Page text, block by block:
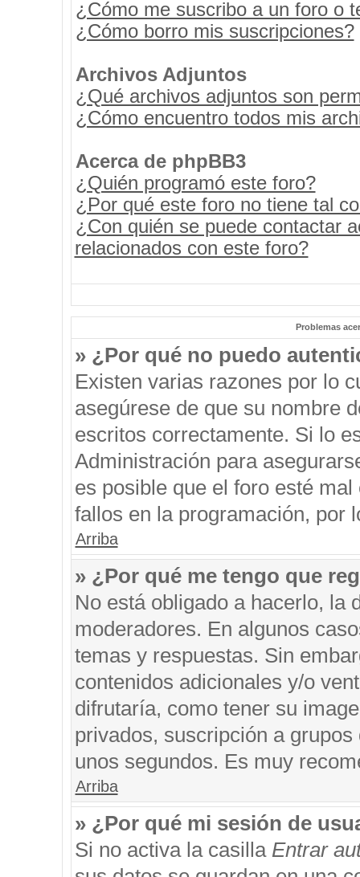
¿Cómo me suscribo a un foro o
¿Cómo borro mis suscripciones?
Archivos Adjuntos
¿Qué archivos adjuntos son
¿Cómo encuentro todos mis
Acerca de phpBB3
¿Quién programó este foro?
¿Por qué este foro no tiene tal
¿Con quién se puede contactar
relacionados con este foro?
Problemas
» ¿Por qué no puedo
Existen varias razones por lo
asegúrese de que su nombre
escritos correctamente. Si lo
Administración para
es posible que el foro esté
fallos en la programación, por
Arriba
» ¿Por qué me tengo que
No está obligado a hacerlo, la
moderadores. En algunos
temas y respuestas. Sin
contenidos adicionales y/o
difrutaría, como tener su
privados, suscripción a
unos segundos. Es muy
Arriba
» ¿Por qué mi sesión de
Si no activa la casilla Entrar